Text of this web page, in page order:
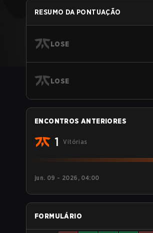
RESUMO DA PONTUAÇÃO
LOSE
LOSE
ENCONTROS ANTERIORES
1 Vitórias
jun. 09 - 2026, 04:00
FORMULÁRIO